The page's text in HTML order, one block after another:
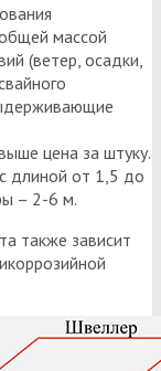
массой
(ветер, осадки,
цена за штуку.
длиной от 1,5 до
– 2-6 м.
также зависит